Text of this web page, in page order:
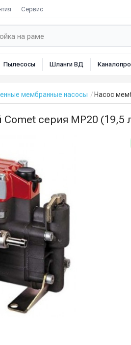
Сервис
Пылесосы Шланги ВД
мембранные насосы Насос
серия МР20 (19,5